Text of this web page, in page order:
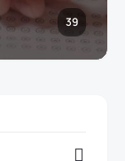
39